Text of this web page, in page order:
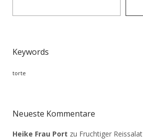
Keywords
torte
Neueste Kommentare
Heike Frau Port zu Fruchtiger Reissalat